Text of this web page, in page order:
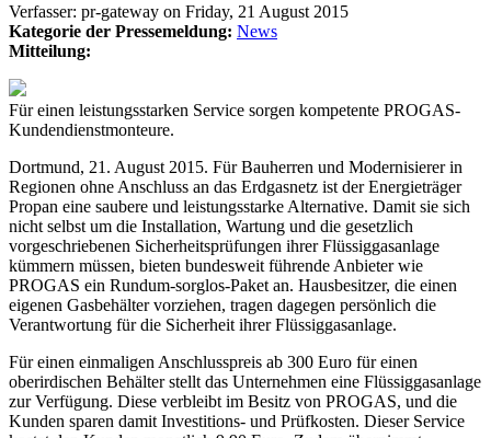
Verfasser: pr-gateway on Friday, 21 August 2015
Kategorie der Pressemeldung: News
Mitteilung:
Für einen leistungsstarken Service sorgen kompetente PROGAS-
Kundendienstmonteure.
Dortmund, 21. August 2015. Für Bauherren und Modernisierer in
Regionen ohne Anschluss an das Erdgasnetz ist der Energieträger
Propan eine saubere und leistungsstarke Alternative. Damit sie sich
nicht selbst um die Installation, Wartung und die gesetzlich
vorgeschriebenen Sicherheitsprüfungen ihrer Flüssiggasanlage
kümmern müssen, bieten bundesweit führende Anbieter wie
PROGAS ein Rundum-sorglos-Paket an. Hausbesitzer, die einen
eigenen Gasbehälter vorziehen, tragen dagegen persönlich die
Verantwortung für die Sicherheit ihrer Flüssiggasanlage.
Für einen einmaligen Anschlusspreis ab 300 Euro für einen
oberirdischen Behälter stellt das Unternehmen eine Flüssiggasanlage
zur Verfügung. Diese verbleibt im Besitz von PROGAS, und die
Kunden sparen damit Investitions- und Prüfkosten. Dieser Service